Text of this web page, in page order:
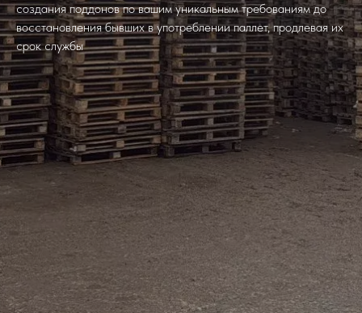
создания поддонов по вашим уникальным требованиям до
восстановления бывших в употреблении паллет, продлевая их
срок службы